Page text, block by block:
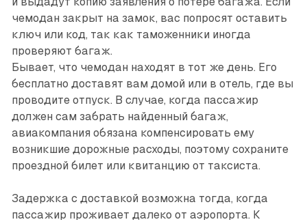
чемодан закрыт на замок, вас попросят оставить
ключ или код, так как таможенники иногда
проверяют багаж.
Бывает, что чемодан находят в тот же день. Его
бесплатно доставят вам домой или в отель, где вы
проводите отпуск. В случае, когда пассажир
должен сам забрать найденный багаж,
авиакомпания обязана компенсировать ему
возникшие дорожные расходы, поэтому сохраните
проездной билет или квитанцию от таксиста.
Задержка с доставкой возможна тогда, когда
пассажир проживает далеко от аэропорта. К